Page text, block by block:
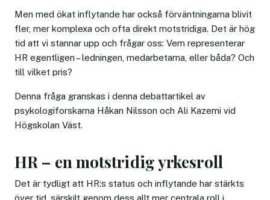
Men med ökat inflytande har också förväntningarna blivit
fler, mer komplexa och ofta direkt motstridiga. Det är hög
tid att vi stannar upp och frågar oss: Vem representerar
HR egentligen – ledningen, medarbetarna, eller båda? Och
till vilket pris?
Denna fråga granskas i denna debattartikel av
psykologiforskarna Håkan Nilsson och Ali Kazemi vid
Högskolan Väst.
HR – en motstridig yrkesroll
Det är tydligt att HR:s status och inflytande har stärkts
över tid, särskilt genom dess allt mer centrala roll i